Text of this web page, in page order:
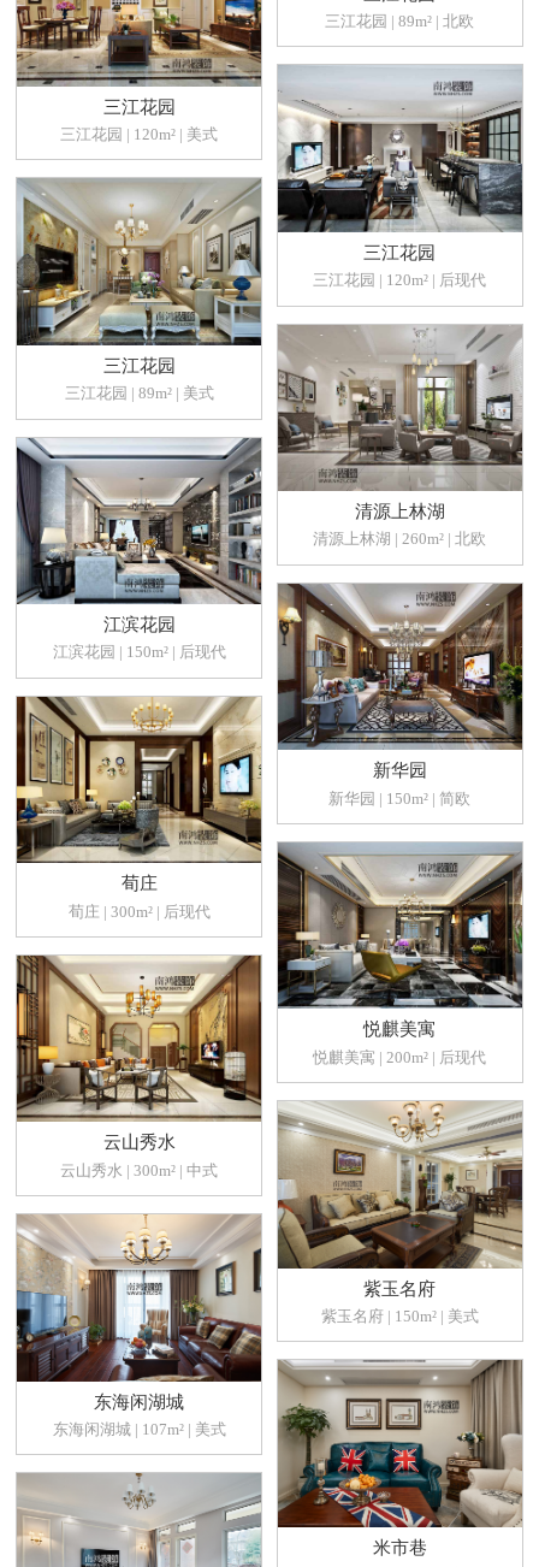
三江花园 | 89m² | 北欧
三江花园
三江花园 | 120m² | 美式
三江花园
三江花园 | 120m² | 后现代
三江花园
三江花园 | 89m² | 美式
清源上林湖
清源上林湖 | 260m² | 北欧
江滨花园
江滨花园 | 150m² | 后现代
新华园
新华园 | 150m² | 简欧
荀庄
荀庄 | 300m² | 后现代
悦麒美寓
悦麒美寓 | 200m² | 后现代
云山秀水
云山秀水 | 300m² | 中式
紫玉名府
紫玉名府 | 150m² | 美式
东海闲湖城
东海闲湖城 | 107m² | 美式
米市巷